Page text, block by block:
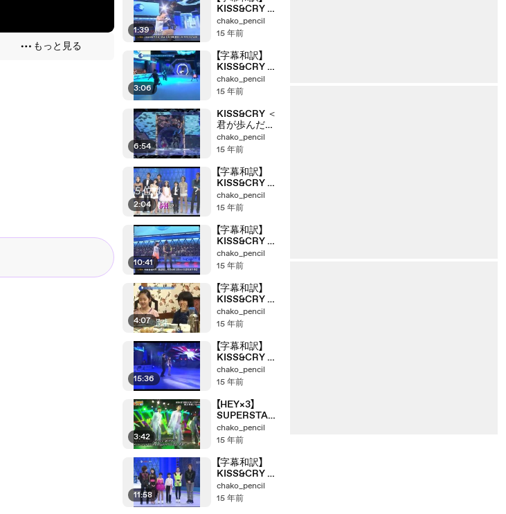
もっと見る
1:39
KISS&CRY ＜
永遠に変わら
ぬ友情＞
chako_pencil
15 年前
3:06
【字幕和訳】
KISS&CRY ＜
5%の奇跡は
95%の努力か
chako_pencil
15 年前
6:54
KISS&CRY ＜
君が歩んだ軌
跡・君が起こ
した奇跡＞
chako_pencil
15 年前
2:04
【字幕和訳】
KISS&CRY ＜
さよなら、可
愛いマンネた
chako_pencil
15 年前
10:41
【字幕和訳】
KISS&CRY ＜
「前を見て跳ぶ
（アクセル）」
思い＞
chako_pencil
15 年前
4:07
【字幕和訳】
KISS&CRY ＜
酢豚同盟結成
の日＞
chako_pencil
15 年前
15:36
【字幕和訳】
KISS&CRY ＜
「酢豚」が繋い
だ固い絆＞
chako_pencil
15 年前
3:42
【HEY×3】
SUPERSTAR
東方神起
chako_pencil
15 年前
11:58
【字幕和訳】
KISS&CRY ＜
氷も解かす熱
い友情＞
chako_pencil
15 年前